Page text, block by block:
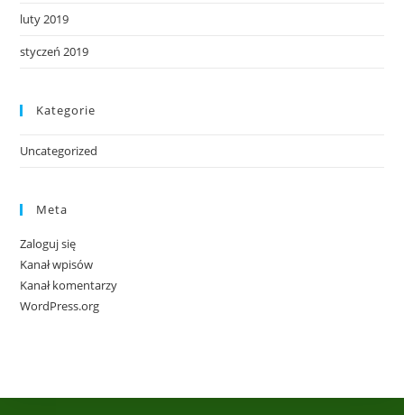
luty 2019
styczeń 2019
Kategorie
Uncategorized
Meta
Zaloguj się
Kanał wpisów
Kanał komentarzy
WordPress.org